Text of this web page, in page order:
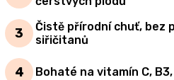
Čistě přírodní chuť, bez
siřičitanů
Bohaté na vitamín C,